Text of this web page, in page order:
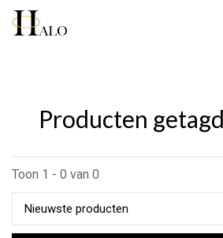
Producten
Toon 1 - 0 van 0
Nieuwste producten